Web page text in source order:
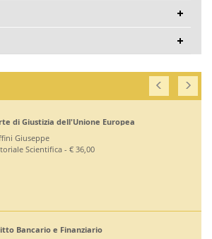
di Giustizia dell'Unione Europea
Giuseppe
Scientifica - € 36,00
Bancario e Finanziario